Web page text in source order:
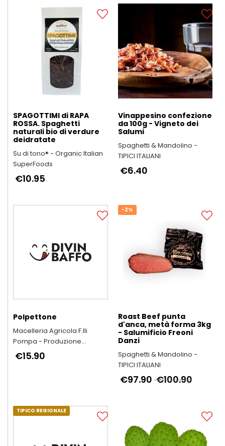
SPAGOTTIMI di RAPA
ROSSA. Spaghetti
naturali bio di verdure
deidratate
Su di tono® - Organic Italian
SuperFoods
€10.95
Vinappesino confezione
da 100g - Vigneto dei
Salumi
Spaghetti & Mandolino -
TIPICI ITALIANI
€6.40
Polpettone
Macelleria Agricola F.lli
Pompa - Produzione
Arrosticini Abruzzesi
artigianali
€15.90
-2%
Roast Beef punta
d'anca, metà forma 3kg
- Salumificio Freoni
Danzi
Spaghetti & Mandolino -
TIPICI ITALIANI
€100.90
€97.90
TIPICO REGIONALE